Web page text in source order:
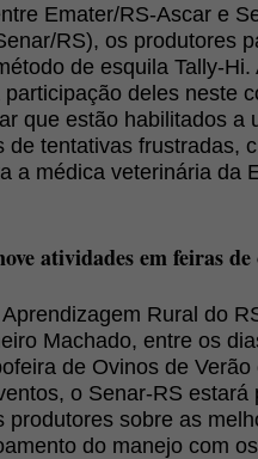
Emater/RS-Ascar e
RS), os produtores
de esquila Tally-Hi.
deles neste
que estão habilitados a
de tentativas frustradas,
a médica veterinária da
atividades em feiras
Rural do
Machado, entre os
de Ovinos de
o Senar-RS estará
produtores sobre as
do manejo com